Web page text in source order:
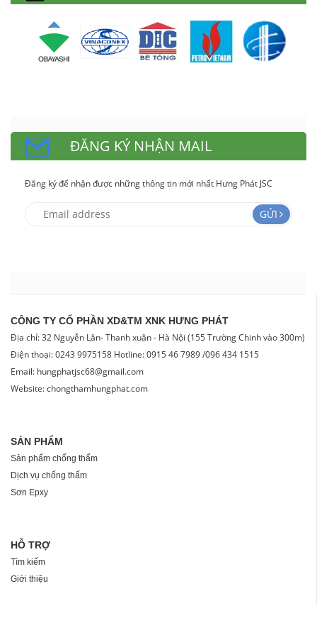
ĐĂNG KÝ NHẬN MAIL
Đăng ký để nhận được những thông tin mới nhất Hưng Phát JSC
GỬI
CÔNG TY CỔ PHẦN XD&TM XNK HƯNG PHÁT
Địa chỉ: 32 Nguyễn Lân- Thanh xuân - Hà Nội (155 Trường Chinh vào 300m)
Điện thoại: 0243 9975158 Hotline: 0915 46 7989 /096 434 1515
Email: hungphatjsc68@gmail.com
Website: chongthamhungphat.com
SẢN PHẨM
Sản phẩm chống thấm
Dịch vụ chống thấm
Sơn Epxy
HỖ TRỢ
Tìm kiếm
Giới thiệu